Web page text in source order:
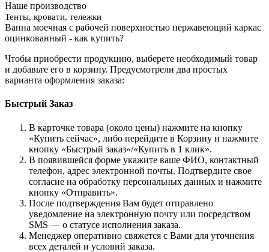
Наше производство
Тенты, кровати, тележки
Ванна моечная с рабочей поверхностью нержавеющий каркас
оцинкованный - как купить?
Чтобы приобрести продукцию, выберете необходимый товар
и добавьте его в корзину. Предусмотрели два простых
варианта оформления заказа:
Быстрый Заказ
В карточке товара (около цены) нажмите на кнопку
«Купить сейчас», либо перейдите в Корзину и нажмите
кнопку «Быстрый заказ»/«Купить в 1 клик».
В появившейся форме укажите ваше ФИО, контактный
телефон, адрес электронной почты. Подтвердите свое
согласие на обработку персональных данных и нажмите
кнопку «Отправить».
После подтверждения Вам будет отправлено
уведомление на электронную почту или посредством
SMS — о статусе исполнения заказа.
Менеджер оперативно свяжется с Вами для уточнения
всех деталей и условий заказа.